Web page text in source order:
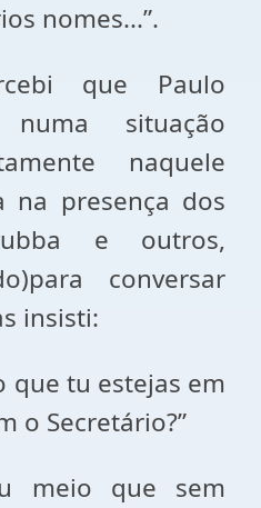
nomes...”.
que Paulo
situação
naquele
na presença dos
e outros,
conversar
insisti:
que tu estejas em
o Secretário?”
meio que sem